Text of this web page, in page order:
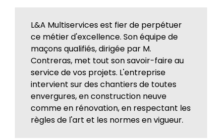
L&A Multiservices est fier de perpétuer
ce métier d'excellence. Son équipe de
maçons qualifiés, dirigée par M.
Contreras, met tout son savoir-faire au
service de vos projets. L'entreprise
intervient sur des chantiers de toutes
envergures, en construction neuve
comme en rénovation, en respectant les
règles de l'art et les normes en vigueur.